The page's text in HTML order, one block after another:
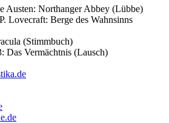
Austen: Northanger Abbey (Lübbe)
Lovecraft: Berge des Wahnsinns
(Stimmbuch)
Das Vermächtnis (Lausch)